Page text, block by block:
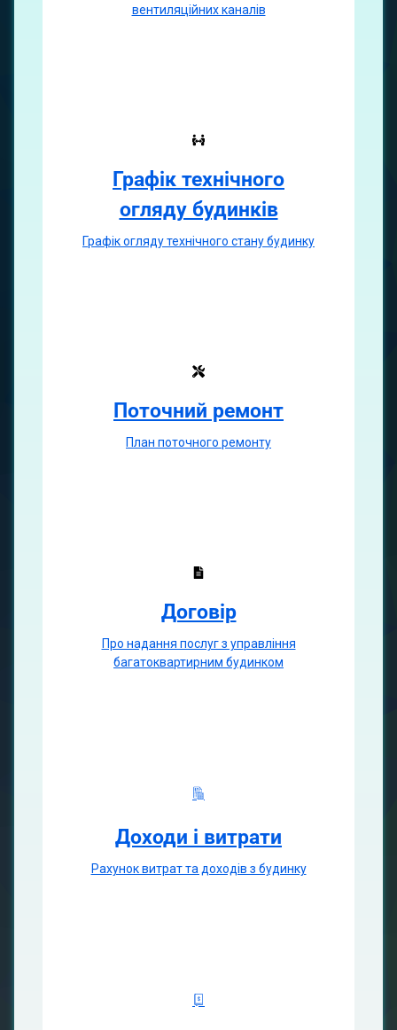
вентиляцiйних каналiв
Графік технічного
огляду будинків
Графік огляду технічного стану будинку
Поточний ремонт
План поточного ремонту
Договір
Про надання послуг з управління
багатоквартирним будинком
Доходи і витрати
Рахунок витрат та доходів з будинку